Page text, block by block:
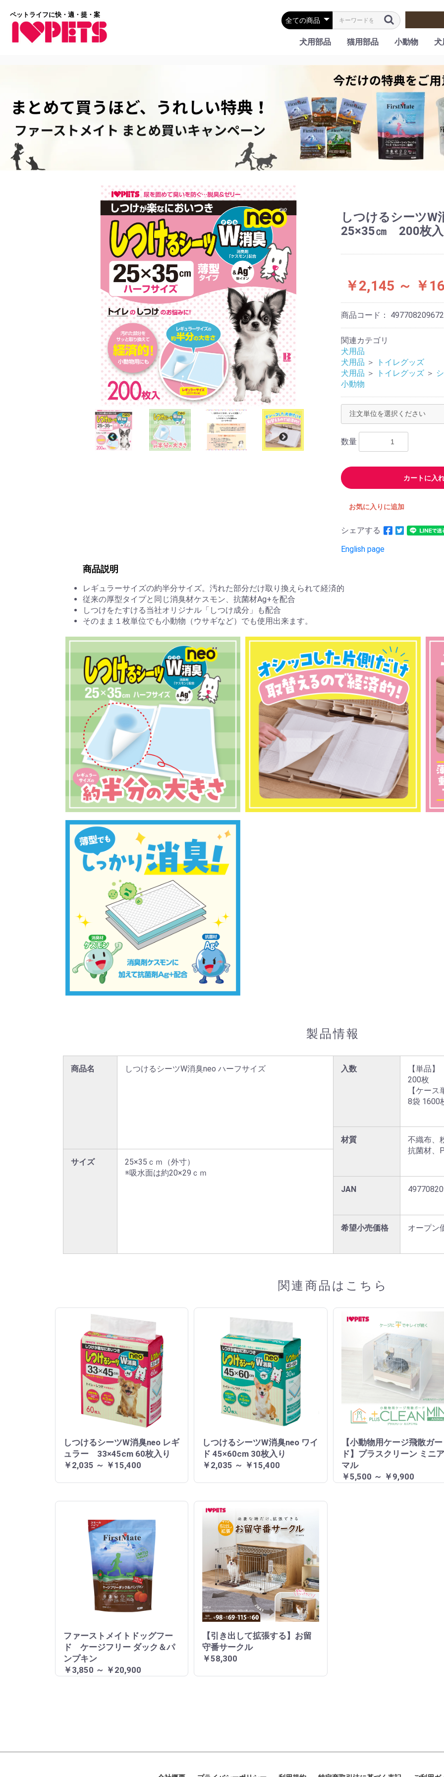
ペットライフに快・適・提・案
犬用部品 猫用部品 小動物 犬
しつけるシーツ
25×35㎝ 200枚
￥2,145 ～ ￥
商品コード：
関連カテゴリ
犬用品
犬用品 ＞
トイレグッズ
犬用品 ＞ トイレグッズ ＞
小動物
数量
カートに入
お気に入りに追加
シェアする
English page
商品説明
レギュラーサイズの約半分サイズ。汚れた部分だけ取り換えられて経済的
従来の厚型タイプと同じ消臭材ケスモン、抗菌材Ag+を配合
しつけをたすける当社オリジナル「しつけ成分」も配合
そのまま１枚単位でも小動物（ウサギなど）でも使用出来ます。
製品情報
商品名 しつけるシーツW消臭neo ハーフサイズ
サイズ
25×35ｃｍ（外寸）
※吸水面は約20×29ｃｍ
入数
【単品】
200枚
【ケース
8袋 1600
材質
不織布、
抗菌材、
JAN
希望小売価格 オープン
関連商品はこちら
しつけるシーツW消臭neo レギ
ュラー 33×45cm 60枚入り
￥2,035 ～ ￥15,400
しつけるシーツW消臭neo ワイ
ド 45×60cm 30枚入り
￥2,035 ～ ￥15,400
【小動物用ケージ飛散ガー
ド】プラスクリーン ミニ
マル
￥5,500 ～ ￥9,900
ファーストメイトドッグフー
ド ケージフリー ダック＆パ
ンプキン
￥3,850 ～ ￥20,900
【引き出して拡張する】お留
守番サークル
￥58,300